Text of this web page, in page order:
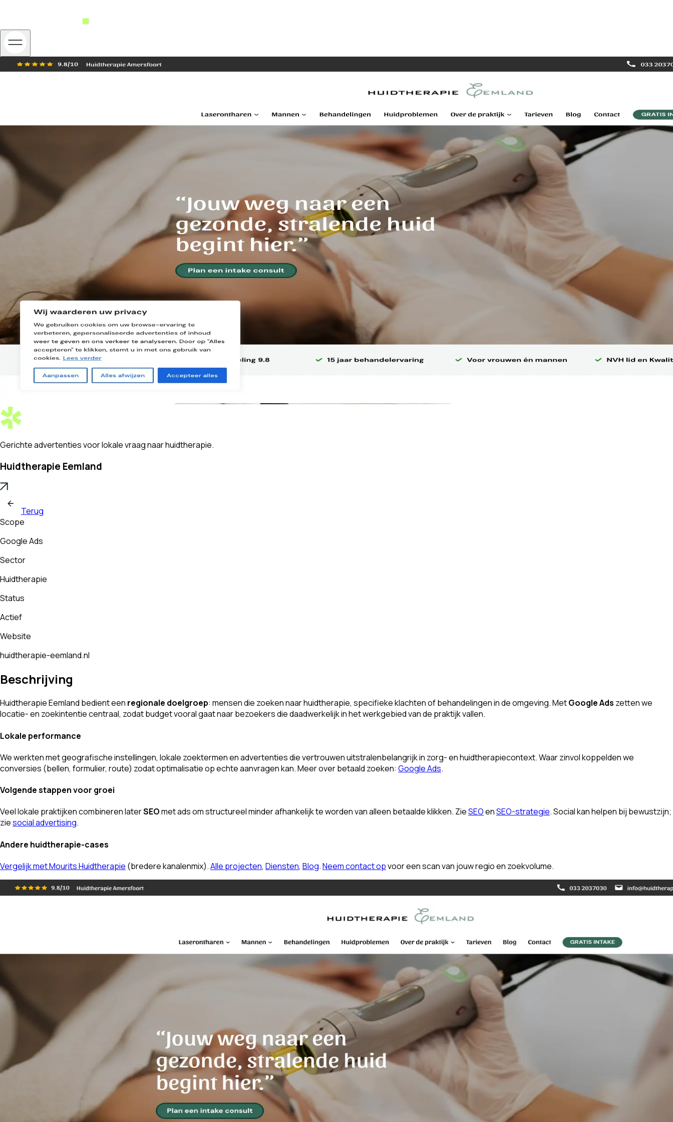
Gerichte advertentiesvoor lokalevraag naar huidtherapie.
Huidtherapie Eemland
Terug
Scope
Google Ads
Sector
Huidtherapie
Status
Actief
Website
huidtherapie-eemland.nl
Beschrijving
Huidtherapie Eemland bedient een regionale doelgroep: mensen die zoeken naar huidtherapie, specifieke klachten of behandelingen in de omgeving. MetGoogle Ads zetten we
locatie- en zoekintentie centraal, zodat budget vooral gaat naar bezoekers die daadwerkelijk in het werkgebied van de praktijk vallen.
Lokale performance
We werkten met geografische instellingen, lokale zoektermen en advertenties die vertrouwen uitstralenbelangrijk in zorg- en huidtherapiecontext. Waar zinvol koppelden we
conversies (bellen, formulier, route) zodat optimalisatie op echte aanvragen kan. Meer over betaald zoeken: Google Ads.
Volgende stappen voor groei
Veel lokale praktijken combineren laterSEOmet ads om structureel minder afhankelijk te worden van alleen betaalde klikken. ZieSEOenSEO-strategie. Social kan helpen bij bewustzijn;
ziesocial advertising.
Andere huidtherapie-cases
Vergelijk met Mourits Huidtherapie (bredere kanalenmix).Alle projecten, Diensten, Blog.Neem contact opvoor een scan van jouw regio en zoekvolume.